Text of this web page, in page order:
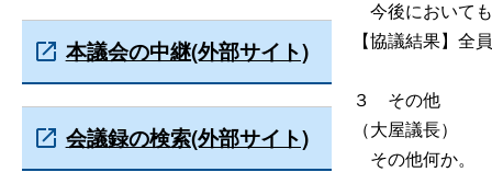
今後において
【協議結果】全
３ その他
（大屋議長）
その他何か。
本議会の中継(外部サイト)
会議録の検索(外部サイト)